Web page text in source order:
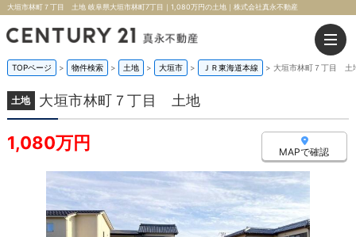
大垣市林町７丁目 土地 岐阜県大垣市林町7丁目｜1,080万円の土地｜株式会社真永不動産
TOPページ > 物件検索 > 土地 > 大垣市 > ＪＲ東海道本線 > 大垣市林町７丁目 土
土地 大垣市林町７丁目 土地
1,080万円 MAPで確認